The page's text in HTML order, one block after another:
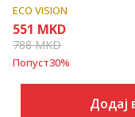
ECO VISION
551 MKD
788MKD
Попуст30%
Додај